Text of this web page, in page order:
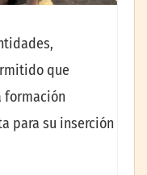
que
formación
para su inserción